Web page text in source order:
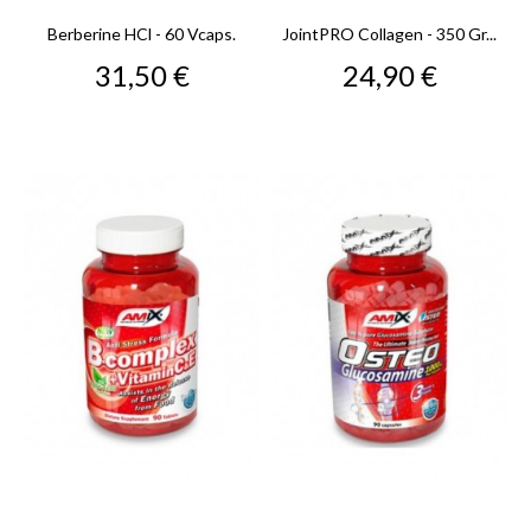
Berberine HCl - 60 Vcaps.
Precio
31,50 €
JointPRO Collagen - 350 Gr...
Precio
24,90 €